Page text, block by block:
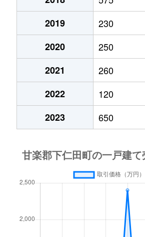
2019
230
2020
250
2021
260
2022
120
2023
650